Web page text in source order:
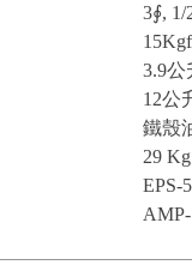
3∮, 1/
3.9公
12公
鐵殼
29
EPS-